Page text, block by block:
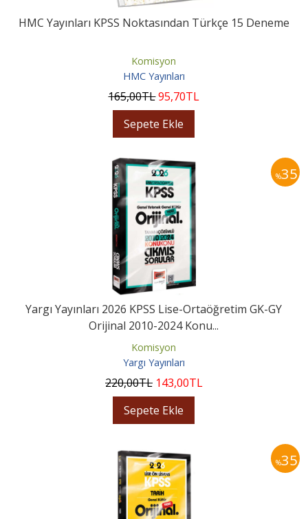
HMC Yayınları KPSS Noktasından Türkçe 15 Deneme
Komisyon
HMC Yayınları
165,00TL95,70TL
Sepete Ekle
%35
Yargı Yayınları 2026 KPSS Lise-Ortaöğretim GK-GY
Orijinal 2010-2024 Konu...
Komisyon
Yargı Yayınları
220,00TL 143,00TL
Sepete Ekle
%35